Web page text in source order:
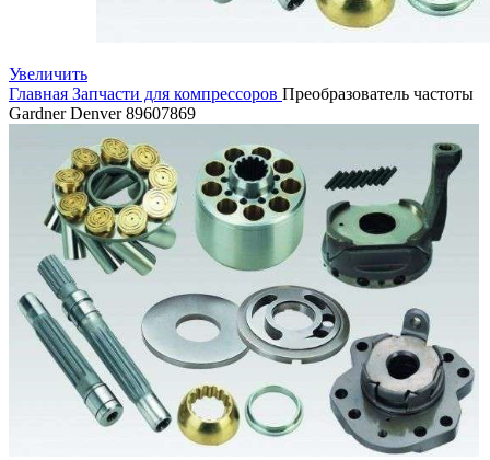
Увеличить
Главная Запчасти для компрессоров Преобразователь частоты
Gardner Denver 89607869